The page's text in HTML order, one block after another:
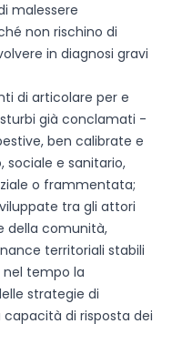
malessere
non rischino di
in diagnosi gravi
di articolare per e
già conclamati -
ben calibrate e
sociale e sanitario,
o frammentata;
tra gli attori
della comunità,
territoriali stabili
tempo la
strategie di
di risposta dei